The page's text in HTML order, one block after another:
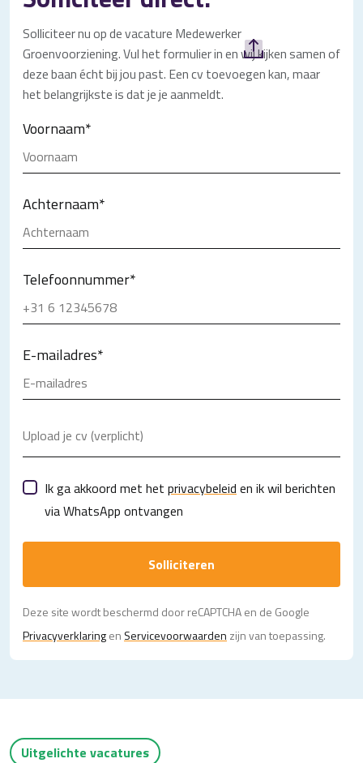
Solliciteer nu op de vacature Medewerker
Groenvoorziening. Vul het formulier in en wij kijken samen of
deze baan écht bij jou past. Een cv toevoegen kan, maar
het belangrijkste is dat je je aanmeldt.
Voornaam*
Achternaam*
Telefoonnummer*
E-mailadres*
Upload je cv (verplicht)
Ik ga akkoord met het privacybeleid en ik wil berichten
via WhatsApp ontvangen
Solliciteren
Deze site wordt beschermd door reCAPTCHA en de Google
Privacy­verklaringen Servicevoorwaarden zijn van toepassing.
Uitgelichte vacatures